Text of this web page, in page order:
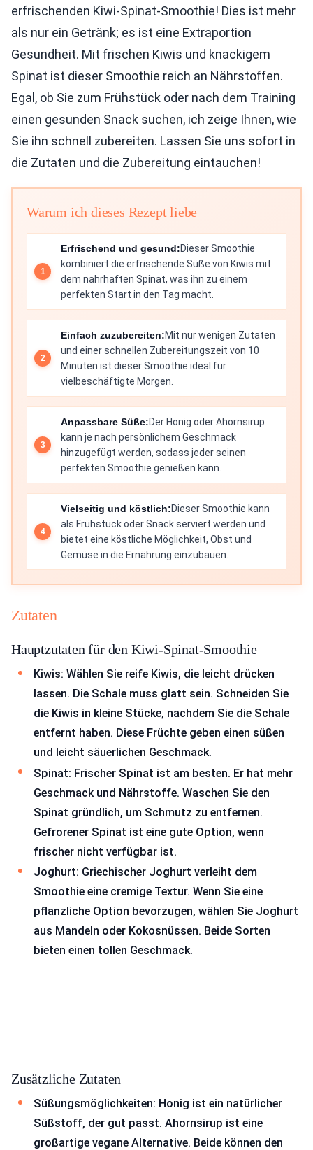
erfrischenden Kiwi-Spinat-Smoothie! Dies ist mehr
als nur ein Getränk; es ist eine Extraportion
Gesundheit. Mit frischen Kiwis und knackigem
Spinat ist dieser Smoothie reich an Nährstoffen.
Egal, ob Sie zum Frühstück oder nach dem Training
einen gesunden Snack suchen, ich zeige Ihnen, wie
Sie ihn schnell zubereiten. Lassen Sie uns sofort in
die Zutaten und die Zubereitung eintauchen!
Warum ich dieses Rezept liebe
Erfrischend und gesund:Dieser Smoothie
kombiniert die erfrischende Süße von Kiwis mit
dem nahrhaften Spinat, was ihn zu einem
perfekten Start in den Tag macht.
Einfach zuzubereiten:Mit nur wenigen Zutaten
und einer schnellen Zubereitungszeit von 10
Minuten ist dieser Smoothie ideal für
vielbeschäftigte Morgen.
Anpassbare Süße:Der Honig oder Ahornsirup
kann je nach persönlichem Geschmack
hinzugefügt werden, sodass jeder seinen
perfekten Smoothie genießen kann.
Vielseitig und köstlich:Dieser Smoothie kann
als Frühstück oder Snack serviert werden und
bietet eine köstliche Möglichkeit, Obst und
Gemüse in die Ernährung einzubauen.
Zutaten
Hauptzutaten für den Kiwi-Spinat-Smoothie
Kiwis: Wählen Sie reife Kiwis, die leicht drücken
lassen. Die Schale muss glatt sein. Schneiden Sie
die Kiwis in kleine Stücke, nachdem Sie die Schale
entfernt haben. Diese Früchte geben einen süßen
und leicht säuerlichen Geschmack.
Spinat: Frischer Spinat ist am besten. Er hat mehr
Geschmack und Nährstoffe. Waschen Sie den
Spinat gründlich, um Schmutz zu entfernen.
Gefrorener Spinat ist eine gute Option, wenn
frischer nicht verfügbar ist.
Joghurt: Griechischer Joghurt verleiht dem
Smoothie eine cremige Textur. Wenn Sie eine
pflanzliche Option bevorzugen, wählen Sie Joghurt
aus Mandeln oder Kokosnüssen. Beide Sorten
bieten einen tollen Geschmack.
Zusätzliche Zutaten
Süßungsmöglichkeiten: Honig ist ein natürlicher
Süßstoff, der gut passt. Ahornsirup ist eine
großartige vegane Alternative. Beide können den